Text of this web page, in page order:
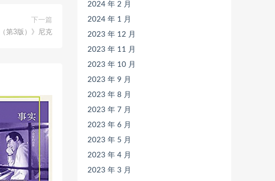
下一篇
第3版）》尼克
2024 年 2 月
2024 年 1 月
2023 年 12 月
2023 年 11 月
2023 年 10 月
2023 年 9 月
2023 年 8 月
2023 年 7 月
2023 年 6 月
2023 年 5 月
2023 年 4 月
2023 年 3 月